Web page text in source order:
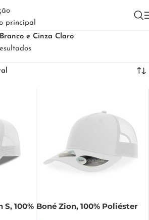
principal
Branco e Cinza Claro
S, 100% Boné Zion, 100% Poliéster